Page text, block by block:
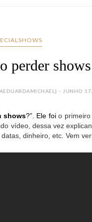
perder
- JUNHO
shows?”. Ele foi o
vídeo, dessa vez
dinheiro, etc. Vem